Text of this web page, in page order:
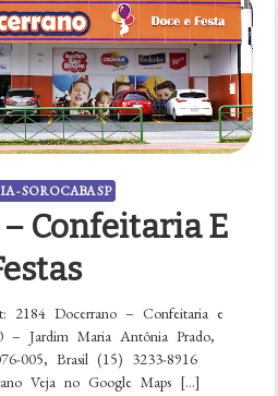
- SOROCABA SP
Confeitaria E
2184 Docerrano – Confeitaria e
– Jardim Maria Antônia Prado,
005, Brasil (15) 3233-8916
Veja no Google Maps […]